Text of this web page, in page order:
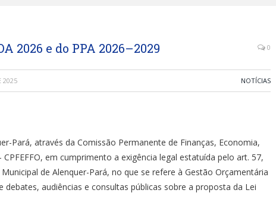
2026 e do PPA 2026–2029 0
2025 NOTÍCIAS
Pará, através da Comissão Permanente de Finanças, Economia,
em cumprimento a exigência legal estatuída pelo art. 57,
de Alenquer-Pará, no que se refere à Gestão Orçamentária
debates, audiências e consultas públicas sobre a proposta da Lei